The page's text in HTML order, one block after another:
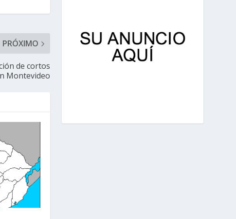
PRÓXIMO
de cortos
Montevideo